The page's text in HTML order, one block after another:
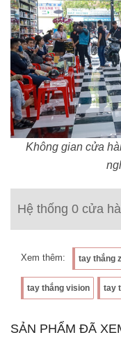
Không gian cửa
Hệ thống 0 cửa
Xem thêm: tay thắng
tay thắng vision tay
SẢN PHẨM ĐÃ